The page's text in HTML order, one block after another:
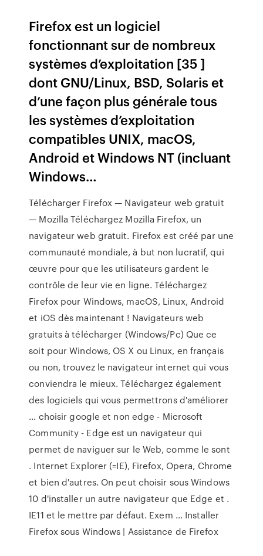
Firefox est un logiciel
fonctionnant sur de nombreux
systèmes d’exploitation [35 ]
dont GNU/Linux, BSD, Solaris et
d’une façon plus générale tous
les systèmes d’exploitation
compatibles UNIX, macOS,
Android et Windows NT (incluant
Windows…
Télécharger Firefox — Navigateur web gratuit
— Mozilla Téléchargez Mozilla Firefox, un
navigateur web gratuit. Firefox est créé par une
communauté mondiale, à but non lucratif, qui
œuvre pour que les utilisateurs gardent le
contrôle de leur vie en ligne. Téléchargez
Firefox pour Windows, macOS, Linux, Android
et iOS dès maintenant ! Navigateurs web
gratuits à télécharger (Windows/Pc) Que ce
soit pour Windows, OS X ou Linux, en français
ou non, trouvez le navigateur internet qui vous
conviendra le mieux. Téléchargez également
des logiciels qui vous permettrons d'améliorer
... choisir google et non edge - Microsoft
Community - Edge est un navigateur qui
permet de naviguer sur le Web, comme le sont
. Internet Explorer (=IE), Firefox, Opera, Chrome
et bien d'autres. On peut choisir sous Windows
10 d'installer un autre navigateur que Edge et .
IE11 et le mettre par défaut. Exem ... Installer
Firefox sous Windows | Assistance de Firefox